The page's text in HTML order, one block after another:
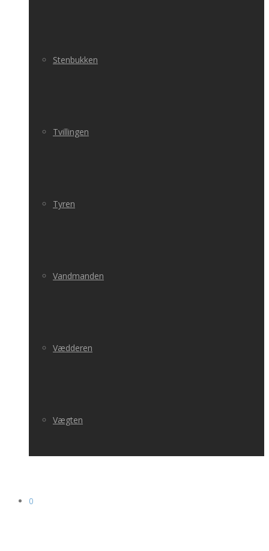
Stenbukken
Tvillingen
Tyren
Vandmanden
Vædderen
Vægten
0